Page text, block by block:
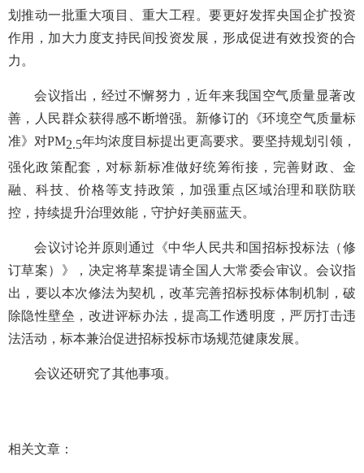
划推动一批重大项目、重大工程。要更好发挥央国企扩投资
作用，加大力度支持民间投资发展，形成促进有效投资的合
力。
会议指出，经过不懈努力，近年来我国空气质量显著改
善，人民群众获得感不断增强。新修订的《环境空气质量标
准》对PM2.5年均浓度目标提出更高要求。要坚持规划引领，
强化政策配套，对标新标准做好统筹衔接，完善财政、金
融、科技、价格等支持政策，加强重点区域治理和联防联
控，持续提升治理效能，守护好美丽蓝天。
会议讨论并原则通过《中华人民共和国招标投标法（修
订草案）》，决定将草案提请全国人大常委会审议。会议指
出，要以本次修法为契机，改革完善招标投标体制机制，破
除隐性壁垒，改进评标办法，提高工作透明度，严厉打击违
法活动，标本兼治促进招标投标市场规范健康发展。
会议还研究了其他事项。
相关文章：